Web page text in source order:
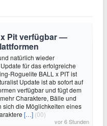
Pit verfügbar —
natürlich wieder
für das erfolgreiche
Roguelite BALL x PIT ist
Update ist ab sofort auf
verfügbar und fügt dem
Charaktere, Bälle und
sich die Möglichkeiten eines
[…] (00)
vor 6 Stunden